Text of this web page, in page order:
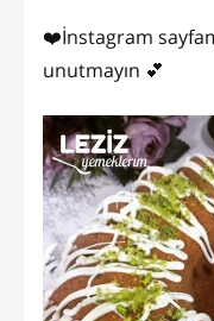
❤️İnstagram
unutmayın 💕